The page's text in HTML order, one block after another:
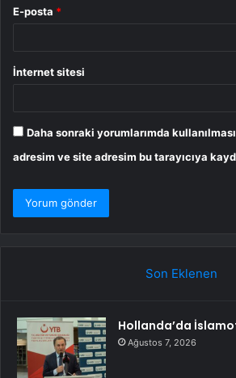
E-posta *
İnternet sitesi
Daha sonraki yorumlarımda
adresim ve site adresim bu tarayıcıya
Son Eklenen
Hollanda’da
Ağustos 7, 2026